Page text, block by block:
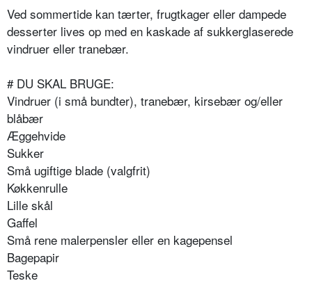
Ved sommertide kan tærter, frugtkager eller dampede
desserter lives op med en kaskade af sukkerglaserede
vindruer eller tranebær.
# DU SKAL BRUGE:
Vindruer (i små bundter), tranebær, kirsebær og/eller
blåbær
Æggehvide
Sukker
Små ugiftige blade (valgfrit)
Køkkenrulle
Lille skål
Gaffel
Små rene malerpensler eller en kagepensel
Bagepapir
Teske